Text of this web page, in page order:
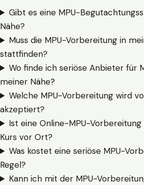
Gibt es eine MPU-
Nähe?
Muss die MPU-Vorbereitung in
stattfinden?
Wo finde ich seriöse Anbieter für
meiner Nähe?
Welche MPU-Vorbereitung wird
akzeptiert?
Ist eine Online-MPU-
Kurs vor Ort?
Was kostet eine seriöse MPU-
Regel?
Kann ich mit der MPU-